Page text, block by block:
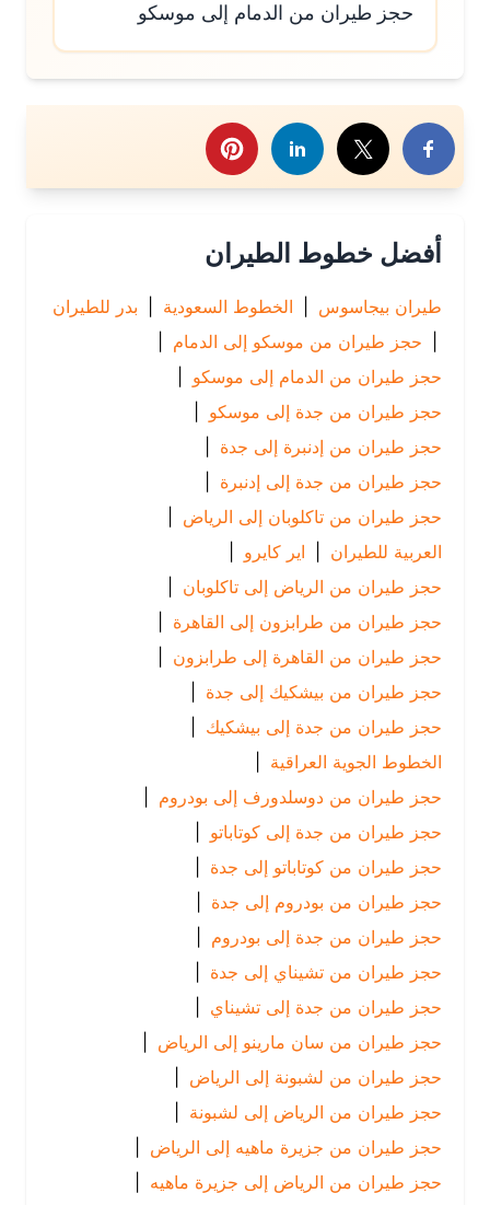
حجز طيران من الدمام إلى موسكو
هذا الموضوع
أفضل خطوط الطيران
طيران بيجاسوس | الخطوط السعودية | بدر للطيران
حجز طيران من موسكو إلى الدمام
|
حجز طيران من الدمام إلى موسكو |
حجز طيران من جدة إلى موسكو |
حجز طيران من إدنبرة إلى جدة
حجز طيران من جدة إلى إدنبرة |
حجز طيران من تاكلوبان إلى الرياض
|
العربية للطيران | اير كايرو
|
حجز طيران من الرياض إلى تاكلوبان |
حجز طيران من طرابزون إلى القاهرة |
حجز طيران من القاهرة إلى طرابزون |
حجز طيران من بيشكيك إلى جدة
حجز طيران من جدة إلى بيشكيك |
الخطوط الجوية العراقية
حجز طيران من دوسلدورف إلى بودروم |
حجز طيران من جدة إلى كوتاباتو |
حجز طيران من كوتاباتو إلى جدة
حجز طيران من بودروم إلى جدة
حجز طيران من جدة إلى بودروم |
حجز طيران من تشيناي إلى جدة
حجز طيران من جدة إلى تشيناي |
حجز طيران من سان مارينو إلى الرياض
|
حجز طيران من لشبونة إلى الرياض
|
حجز طيران من الرياض إلى لشبونة |
حجز طيران من جزيرة ماهيه إلى الرياض
|
حجز طيران من الرياض إلى جزيرة ماهيه |